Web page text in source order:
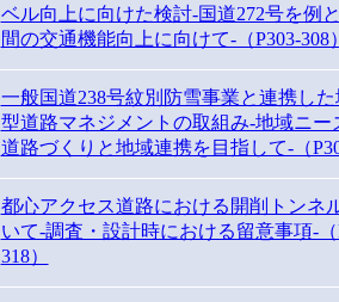
ベル向上に向けた検討-国道272号を例
間の交通機能向上に向けて-（P303-308
一般国道238号紋別防雪事業と連携し
型道路マネジメントの取組み-地域ニー
道路づくりと地域連携を目指して-（
都心アクセス道路における開削トンネ
いて-調査・設計時における留意事項-（
318）